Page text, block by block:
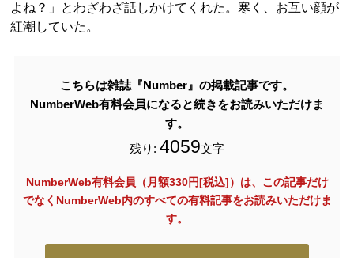
よね？」とわざわざ話しかけてくれた。寒く、お互い顔が
紅潮していた。
こちらは雑誌『Number』の掲載記事です。
NumberWeb有料会員になると続きをお読みいただけま
す。
残り: 4059文字
NumberWeb有料会員（月額330円[税込]）は、この記事だけ
でなく NumberWeb内のすべての有料記事をお読みいただけま
す。